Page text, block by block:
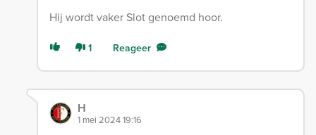
Hij wordt vaker Slot genoemd hoor.
1 Reageer
H
1 mei 2024 19:16